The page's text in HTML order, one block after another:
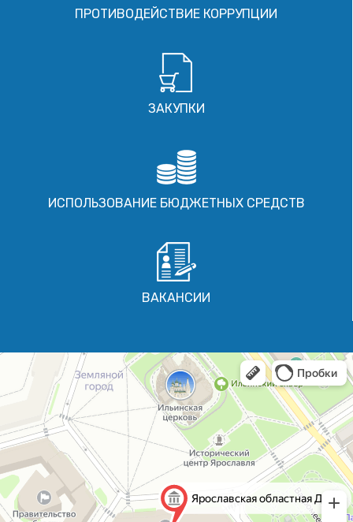
ПРОТИВОДЕЙСТВИЕ КОРРУПЦИИ
ЗАКУПКИ
ИСПОЛЬЗОВАНИЕ БЮДЖЕТНЫХ СРЕДСТВ
ВАКАНСИИ